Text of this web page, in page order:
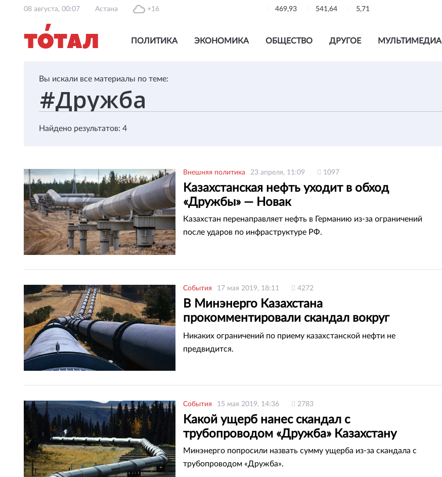
08 августа, 00:07 Астана +16 469,93 541,64 5,71
ПОЛИТИКА ЭКОНОМИКА ОБЩЕСТВО ДРУГОЕ МУЛЬТИМЕДИА
Вы искали все материалы по теме:
Найдено результатов: 4
Внешняя политика 23 апреля, 11:09 1097
Казахстанская нефть уходит в обход
«Дружбы» — Новак
Казахстан перенаправляет нефть в Германию из-за ограничений
после ударов по инфраструктуре РФ.
События 17 мая 2019, 18:11 4272
В Минэнерго Казахстана
прокомментировали скандал вокруг
нефтепровода «Дружба»
Никаких ограничений по приему казахстанской нефти не
предвидится.
События 15 мая 2019, 14:36 2783
Какой ущерб нанес скандал с
трубопроводом «Дружба» Казахстану
Минэнерго попросили назвать сумму ущерба из-за скандала с
трубопроводом «Дружба».